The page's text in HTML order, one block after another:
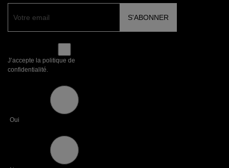
J’accepte la politique de
confidentialité.
Oui